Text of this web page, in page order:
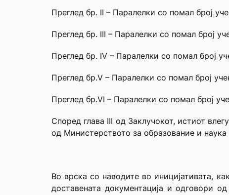
Преглед бр. II – Паралелки со помал број
Преглед бр. III – Паралелки со помал број
Преглед бр. IV – Паралелки со помал број
Преглед бр.V – Паралелки со помал број
Преглед бp.VI – Паралелки со помал број
Според глава III од Заклучокот, истиот
од Министерството за образование и
Во врска со наводите во иницијативата,
доставената документација и одговори